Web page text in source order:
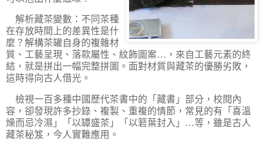
解析藏茶變數：不同茶種
在存放時間上的差異性是什
麼？解構茶罐自身的複雜材
質、工藝呈現、落款屬性、紋飾圖案…，來自工藝元素的終
結，就是拼出一幅完整拼圖。面對材質與藏茶的優勝劣敗，
這時得向古人借光。
檢視一百多種中國歷代茶書中的「藏書」部分，校閱內
容，卻發現許多抄錄、複製、重複的情節，常見的有「喜溫
燥而忌冷濕」「以罈盛茶」「以箬葉封入」…等，雖是古人
藏茶秘笈，今人實難應用。